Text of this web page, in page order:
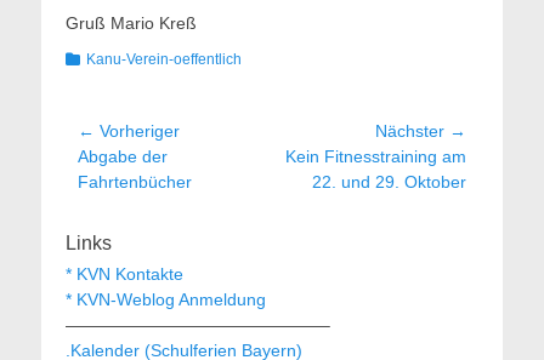
Gruß Mario Kreß
Kategorien
Kanu-Verein-oeffentlich
Beitragsnavigation
← Vorheriger
Vorheriger
Beitrag:
Abgabe der
Fahrtenbücher
Nächster →
Nächster
Beitrag:
Kein Fitnesstraining am
22. und 29. Oktober
Links
* KVN Kontakte
* KVN-Weblog Anmeldung
———————————————–
.Kalender (Schulferien Bayern)